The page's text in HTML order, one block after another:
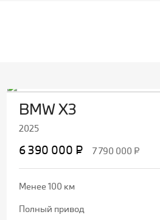
BMW X3
2025
6 390 000 ₽ 7 790 000 ₽
Менее 100 км
полный привод